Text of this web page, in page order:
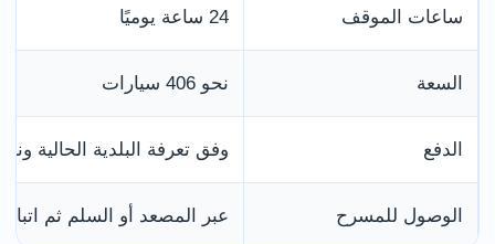
ساعات الموقف 24 ساعة يوميًا
السعة نحو 406 سيارات
الدفع وفق تعرفة البلدية الحالية
الوصول للمسرح عبر المصعد أو السلم ثم